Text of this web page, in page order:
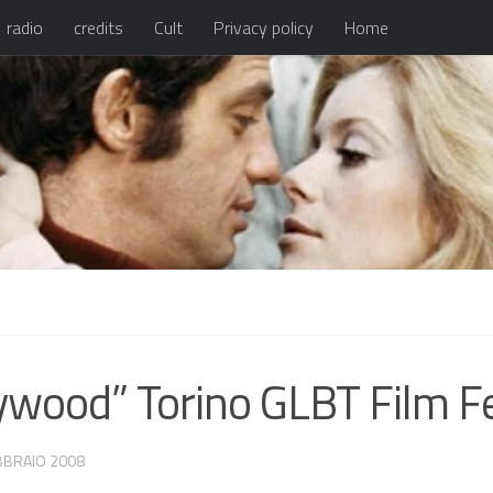
radio credits Cult Privacy policy Home
Torino GLBT
2008